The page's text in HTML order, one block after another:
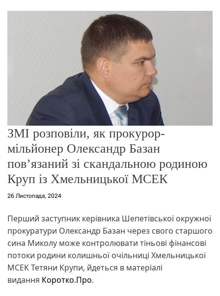
ЗМІ розповіли, як прокурор-
мільйонер Олександр Базан
повʼязаний зі скандальною родиною
Круп із Хмельницької МСЕК
26 Листопада, 2024
Перший заступник керівника Шепетівської окружної
прокуратури Олександр Базан через свого старшого
сина Миколу може контролювати тіньові фінансові
потоки родини колишньої очільниці Хмельницької
МСЕК Тетяни Крупи, йдеться в матеріалі
видання Коротко.Про.